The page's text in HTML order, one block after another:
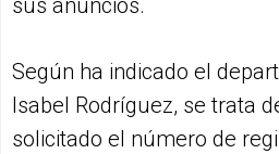
sus anuncios.
Según ha indicado el
Isabel Rodríguez, se trata
solicitado el número de